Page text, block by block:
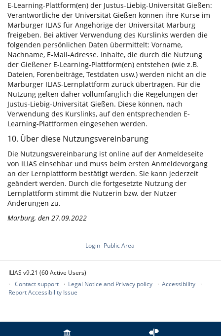
E-Learning-Plattform(en) der Justus-Liebig-Universität Gießen:
Verantwortliche der Universität Gießen können ihre Kurse im
Marburger ILIAS für Angehörige der Universität Marburg
freigeben. Bei aktiver Verwendung des Kurslinks werden die
folgenden persönlichen Daten übermittelt: Vorname,
Nachname, E-Mail-Adresse. Inhalte, die durch die Nutzung
der Gießener E-Learning-Plattform(en) entstehen (wie z.B.
Dateien, Forenbeiträge, Testdaten usw.) werden nicht an die
Marburger ILIAS-Lernplattform zurück übertragen. Für die
Nutzung gelten daher vollumfänglich die Regelungen der
Justus-Liebig-Universität Gießen. Diese können, nach
Verwendung des Kurslinks, auf den entsprechenden E-
Learning-Plattformen eingesehen werden.
10. Über diese Nutzungsvereinbarung
Die Nutzungsvereinbarung ist online auf der Anmeldeseite
von ILIAS einsehbar und muss beim ersten Anmeldevorgang
an der Lernplattform bestätigt werden. Sie kann jederzeit
geändert werden. Durch die fortgesetzte Nutzung der
Lernplattform stimmt die Nutzerin bzw. der Nutzer
Änderungen zu.
Marburg, den 27.09.2022
Login Public Area
ILIAS v9.21 (60 Active Users)
Contact support
Legal Notice and Privacy policy
Accessibility
Report Accessibility Issue